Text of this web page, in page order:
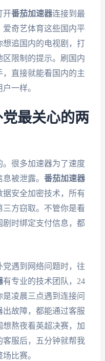
开番茄加速器连接到最
奇艺体育这些国内平
追国内的电视剧，打
限制的提示。刷国内
直接就能看国内的主
一样。
最关心的两
很多加速器为了速度
被泄露。 番茄加速器
安全加密技术，所有
方窃取。不管你是看
时绑定支付信息，都
遇到网络问题时，往
有专业的技术团队，24
凌晨三点遇到连接问
故障，都能通过客服
熬夜看英超决赛，加
服后，五分钟就帮我
比赛。